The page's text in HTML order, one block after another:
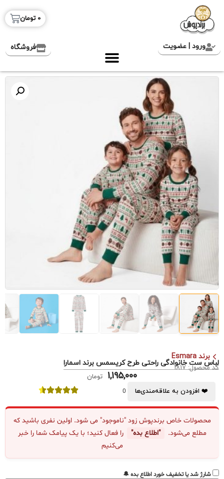
0 تومان
ورود | عضویت فروشگاه
برند Esmara
لباس ست خانوادگی راحتی طرح کریسمس برند اسمارا
کد محصول: 1817
1,195,000
تومان
❤️ افزودن به علاقه‌مندی‌ها
0
محصولات خاص برندپوش زود "ناموجود" می شود. اولین نفری باشید که
مطلع می‌شود.
"اطلاع بده"
را فعال کنید؛ با یک پیامک شما را خبر
می‌کنیم
شارژ شد یا تخفیف خورد اطلاع بده 🔔